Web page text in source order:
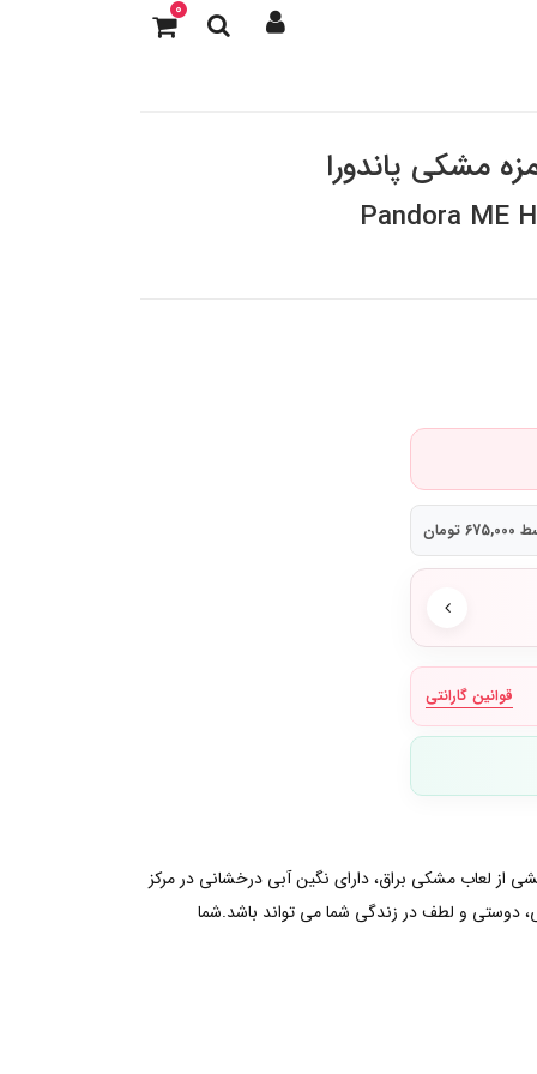
0
مشکی پاندورا
Pandora ME
قوانین گارانتی
از لعاب مشکی براق، دارای نگین آبی درخشانی در مرکز
دوستی و لطف در زندگی شما می تواند باشد.شما